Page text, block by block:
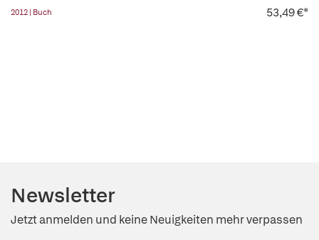
2012 | Buch 53,49 €*
Newsletter
Jetzt anmelden und keine Neuigkeiten mehr verpassen